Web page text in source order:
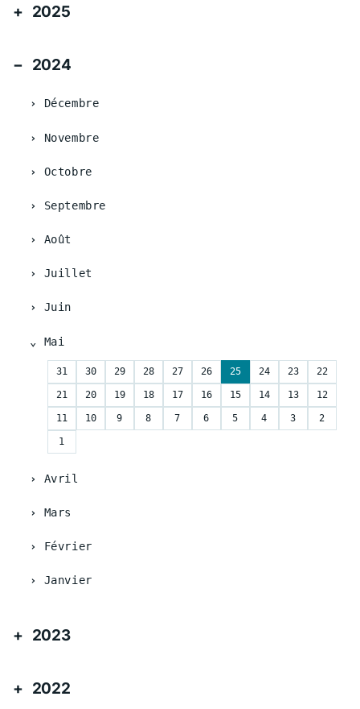
2025
2024
Décembre
Novembre
Octobre
Septembre
Août
Juillet
Juin
Mai
31 30 29 28 27 26 25 24 23 22
21 20 19 18 17 16 15 14 13 12
11 10 9 8 7 6 5 4 3 2
1
Avril
Mars
Février
Janvier
2023
2022